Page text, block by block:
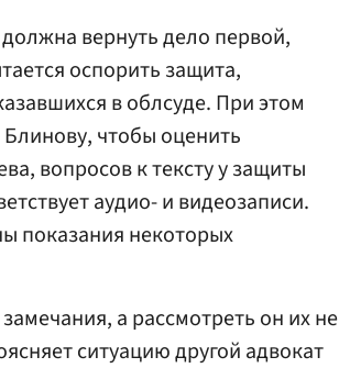
вернуть дело первой,
оспорить защита,
в облсуде. При этом
чтобы оценить
вопросов к тексту у защиты
аудио- и видеозаписи.
показания некоторых
а рассмотреть он их не
ситуацию другой адвокат